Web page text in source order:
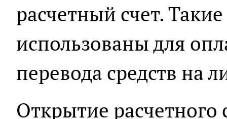
расчетный счет.
использованы для
перевода средств на
Открытие расчетного